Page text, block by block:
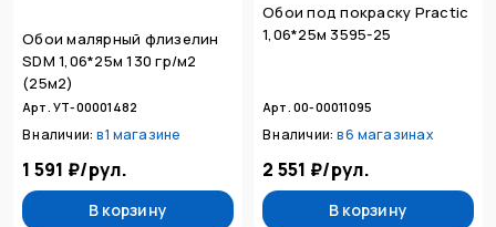
Обои малярный флизелин
SDM 1,06*25м 130 гр/м2
(25м2)
Арт. УТ-00001482
В наличии: в1 магазине
1 591 ₽/рул.
В корзину
Обои под покраску Practic
1,06*25м 3595-25
Арт. 00-00011095
В наличии: в6 магазинах
2 551 ₽/рул.
В корзину